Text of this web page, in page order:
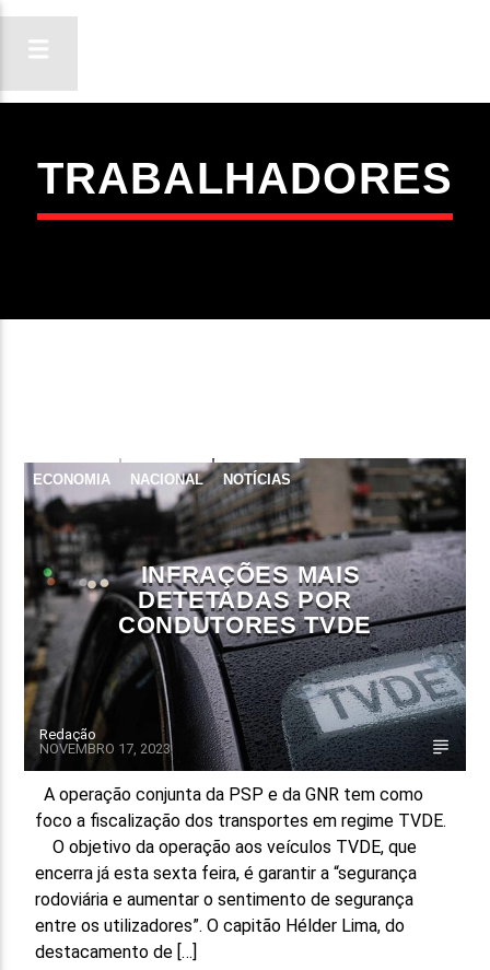
ON FM
LIGA-TE
FAIXA ATUAL
TÍTULO
ARTISTA
ON FM
TRABALHADORES
ECONOMIA NACIONAL NOTÍCIAS
INFRAÇÕES MAIS
DETETADAS POR
CONDUTORES TVDE
Redação
NOVEMBRO 17, 2023
A operação conjunta da PSP e da GNR tem como
foco a fiscalização dos transportes em regime TVDE.
O objetivo da operação aos veículos TVDE, que
encerra já esta sexta feira, é garantir a “segurança
rodoviária e aumentar o sentimento de segurança
entre os utilizadores”. O capitão Hélder Lima, do
destacamento de […]